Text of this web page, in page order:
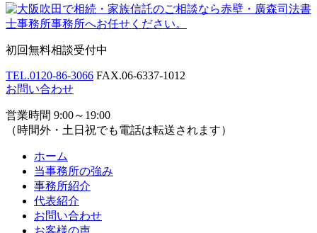
初回無料相談受付中
TEL.0120-86-3066 FAX.06-6337-1012
お問い合わせ
営業時間 9:00～19:00
（時間外・土日祝でも電話は転送されます）
ホーム
当事務所の強み
事務所紹介
代表紹介
お問い合わせ
お客様の声